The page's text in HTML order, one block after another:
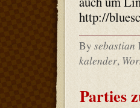
http://
By sebastian
kalender,
Parties